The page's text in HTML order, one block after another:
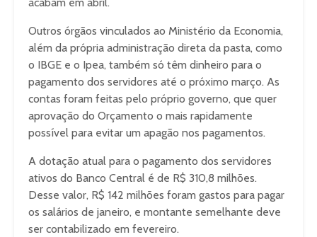
Outros órgãos vinculados ao Ministério da Economia,
além da própria administração direta da pasta, como
o IBGE e o Ipea, também só têm dinheiro para o
pagamento dos servidores até o próximo março. As
contas foram feitas pelo próprio governo, que quer
aprovação do Orçamento o mais rapidamente
possível para evitar um apagão nos pagamentos.
A dotação atual para o pagamento dos servidores
ativos do Banco Central é de R$ 310,8 milhões.
Desse valor, R$ 142 milhões foram gastos para pagar
os salários de janeiro, e montante semelhante deve
ser contabilizado em fevereiro.